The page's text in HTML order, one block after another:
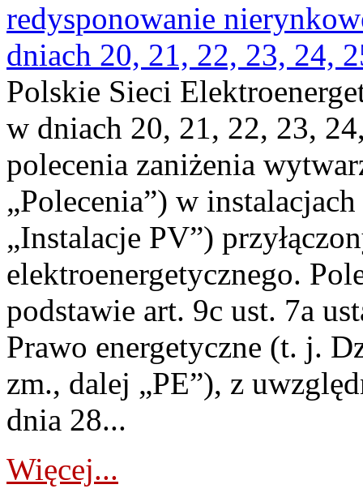
redysponowanie
dniach 20, 21, 22, 23, 24,
Polskie Sieci
w dniach 20, 21, 22, 23,
polecenia zaniżenia
„Polecenia”) w
„Instalacje PV”)
elektroenergetycznego.
podstawie art. 9c ust. 7a
Prawo energetyczne (t. j.
zm., dalej „PE”), z
dnia 28...
Więcej...